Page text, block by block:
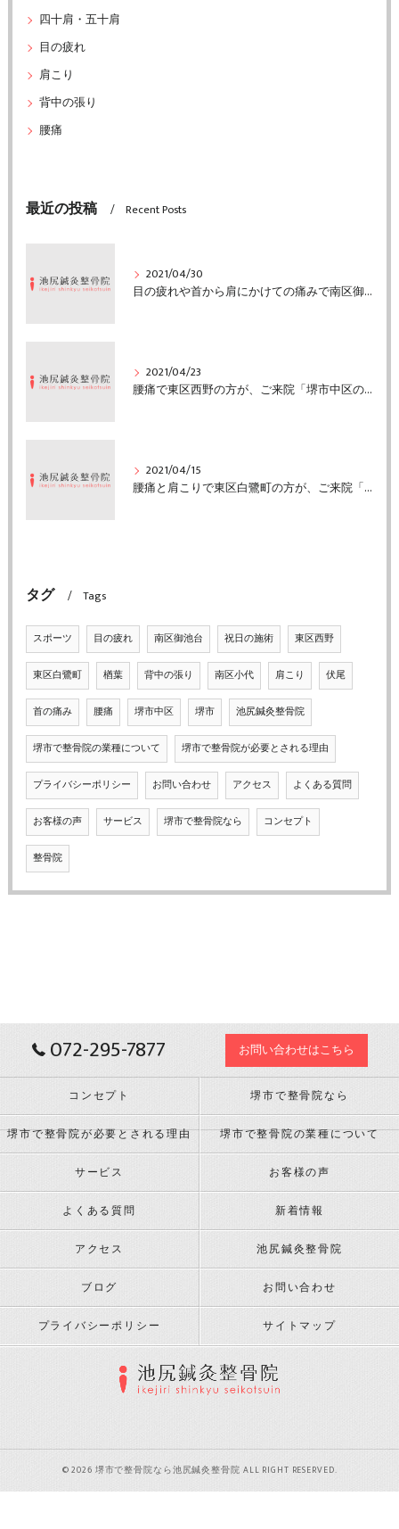
四十肩・五十肩
目の疲れ
肩こり
背中の張り
腰痛
最近の投稿 Recent Posts
2021/04/30
目の疲れや首から肩にかけての痛みで南区御池台の方がご来院「堺市中区の池尻鍼灸整骨院」
2021/04/23
腰痛で東区西野の方が、ご来院「堺市中区の池尻鍼灸整骨院」
2021/04/15
腰痛と肩こりで東区白鷺町の方が、ご来院「堺市中区の池尻鍼灸整骨院」
タグ Tags
スポーツ 目の疲れ 南区御池台 祝日の施術 東区西野
東区白鷺町 楢葉 背中の張り 南区小代 肩こり 伏尾
首の痛み 腰痛 堺市中区 堺市 池尻鍼灸整骨院
堺市で整骨院の業種について 堺市で整骨院が必要とされる理由
プライバシーポリシー お問い合わせ アクセス よくある質問
お客様の声 サービス 堺市で整骨院なら コンセプト
整骨院
072-295-7877 お問い合わせはこちら
コンセプト 堺市で整骨院なら
堺市で整骨院が必要とされる理由 堺市で整骨院の業種について
サービス お客様の声
よくある質問 新着情報
アクセス 池尻鍼灸整骨院
ブログ お問い合わせ
プライバシーポリシー サイトマップ
© 2026 堺市で整骨院なら池尻鍼灸整骨院 ALL RIGHT RESERVED.